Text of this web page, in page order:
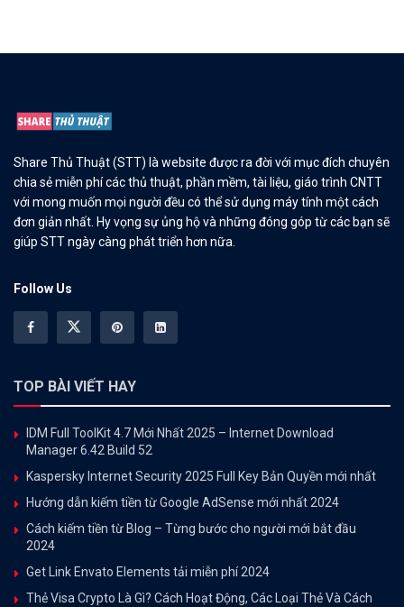
Share Thủ Thuật (STT) là website được ra đời với mục đích chuyên
chia sẻ miễn phí các thủ thuật, phần mềm, tài liệu, giáo trình CNTT
với mong muốn mọi người đều có thể sử dụng máy tính một cách
đơn giản nhất. Hy vọng sự ủng hộ và những đóng góp từ các bạn sẽ
giúp STT ngày càng phát triển hơn nữa.
Follow Us
TOP BÀI VIẾT HAY
IDM Full ToolKit 4.7 Mới Nhất 2025 – Internet Download
Manager 6.42 Build 52
Kaspersky Internet Security 2025 Full Key Bản Quyền mới nhất
Hướng dẫn kiếm tiền từ Google AdSense mới nhất 2024
Cách kiếm tiền từ Blog – Từng bước cho người mới bắt đầu
2024
Get Link Envato Elements tải miễn phí 2024
Thẻ Visa Crypto Là Gì? Cách Hoạt Động, Các Loại Thẻ Và Cách